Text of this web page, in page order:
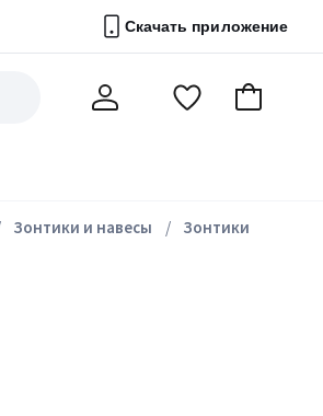
Скачать приложение
ПерейтиВ
Зонтики и навесы Зонтики